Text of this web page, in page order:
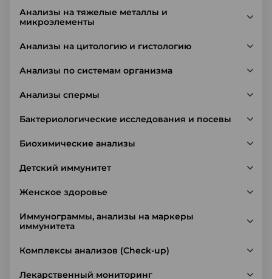
Анализы на тяжелые металлы и
микроэлементы
Анализы на цитологию и гистологию
Анализы по системам организма
Анализы спермы
Бактериологические исследования и посевы
Биохимические анализы
Детский иммунитет
Женское здоровье
Иммунограммы, анализы на маркеры
иммунитета
Комплексы анализов (Check-up)
Лекарственный мониторинг